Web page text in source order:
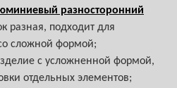
разносторонний
разная, подходит для
сложной формой;
с усложненной формой,
отдельных элементов;